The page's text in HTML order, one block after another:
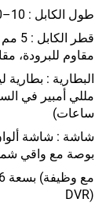
طول الكابل : 10–200 متر (33–656 قدم، اختياري)
قطر الكابل
: 5
مقاوم للبرودة،
البطارية
ساعات)
شاشة
بوصة مع واقي
DVR)